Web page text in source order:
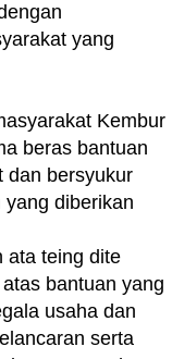
yang
Kembur
beras bantuan
dan bersyukur
diberikan
ata teing dite
bantuan yang
usaha dan
serta